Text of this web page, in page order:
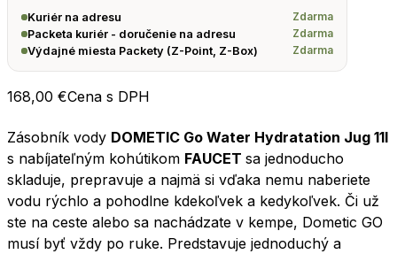
Kuriér na adresu
Zdarma
Packeta kuriér - doručenie na adresu
Zdarma
Výdajné miesta Packety (Z-Point, Z-Box)
Zdarma
168,00 €Cena s DPH
Zásobník vody DOMETIC Go Water Hydratation Jug 11l
s nabíjateľným kohútikom FAUCET sa jednoducho
skladuje, prepravuje a najmä si vďaka nemu naberiete
vodu rýchlo a pohodlne kdekoľvek a kedykoľvek. Či už
ste na ceste alebo sa nachádzate v kempe, Dometic GO
musí byť vždy po ruke. Predstavuje jednoduchý a